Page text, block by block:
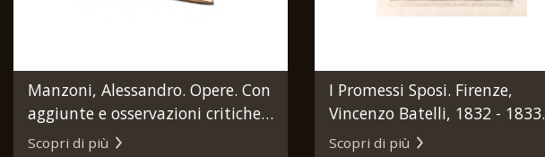
Manzoni, Alessandro. Opere. Con
aggiunte e osservazioni critiche.
Firenze, presso i Fratelli Batelli,
Scopri di più
I Promessi Sposi. Firenze,
Vincenzo Batelli, 1832 - 1833.
Scopri di più